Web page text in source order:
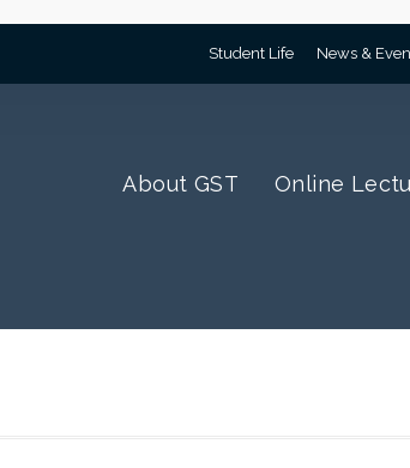
Student Life News &
About GST Online